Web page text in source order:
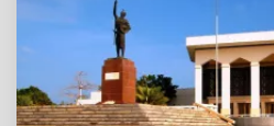
Советского
прекратили
оружие. По
сдалось в плен свыше